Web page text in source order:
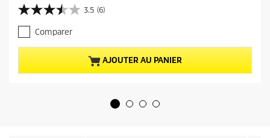
i
x
a
c
t
u
3.5 (6)
3
.
5
s
r
Comparer
AJOUTER AU PANIER